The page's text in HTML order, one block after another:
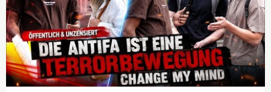
Hier könnt Ihr das Video abrufen:
https://odysee.com/@Digitaler.Chronist:8/Die-...
https://www.digitaler-chronist.com